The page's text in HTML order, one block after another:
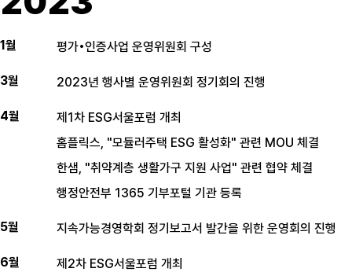
1월 평가•인증사업 운영위원회 구성
3월 2023년 행사별 운영위원회 정기회의 진행
4월
제1차 ESG서울포럼 개최
홈플릭스, "모듈러주택 ESG 활성화" 관련 MOU 체결
한샘, "취약계층 생활가구 지원 사업" 관련 협약 체결
행정안전부 1365 기부포털 기관 등록
5월 지속가능경영학회 정기보고서 발간을 위한 운영회의 진행
6월
제2차 ESG서울포럼 개최